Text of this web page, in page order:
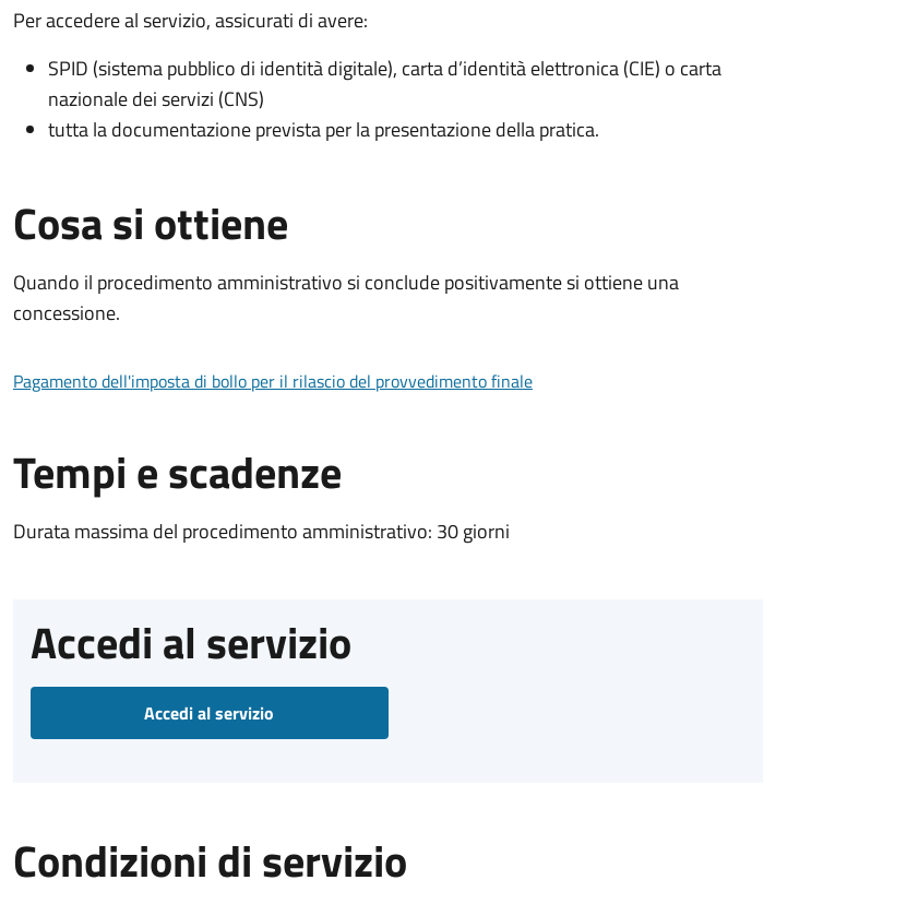
Per accedere al servizio, assicurati di avere:
SPID (sistema pubblico di identità digitale), carta d’identità elettronica (CIE) o carta
nazionale dei servizi (CNS)
tutta la documentazione prevista per la presentazione della pratica.
Cosa si ottiene
Quando il procedimento amministrativo si conclude positivamente si ottiene una
concessione.
Pagamento dell'imposta di bollo per il rilascio del provvedimento finale
Tempi e scadenze
Durata massima del procedimento amministrativo: 30 giorni
Accedi al servizio
Accedi al servizio
Condizioni di servizio